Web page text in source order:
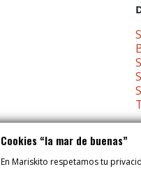
Cookies “la mar de buenas”
En Mariskito respetamos tu